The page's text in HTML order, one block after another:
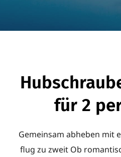
für 2
Gemeinsam abheben mit
flug zu zweit Ob